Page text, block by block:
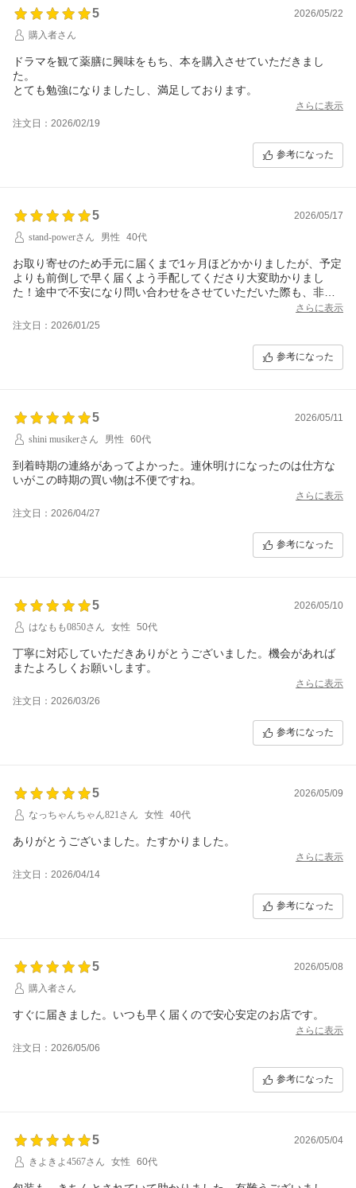
5
2026/05/22
購入者さん
ドラマを観て薬膳に興味をもち、本を購入させていただきまし
た。
とても勉強になりましたし、満足しております。
さらに表示
注文日：2026/02/19
参考になった
5
2026/05/17
stand-powerさん
男性 40代
お取り寄せのため手元に届くまで1ヶ月ほどかかりましたが、予定
よりも前倒しで早く届くよう手配してくださり大変助かりまし
た！途中で不安になり問い合わせをさせていただいた際も、非常
に丁寧で安心できるお返事をいただき、終始誠実に対応していた
だけたのが嬉しかったです。時間がかかる商品でも、ここまで細
さらに表示
注文日：2026/01/25
参考になった
5
2026/05/11
shini musikerさん
男性 60代
到着時期の連絡があってよかった。連休明けになったのは仕方な
いがこの時期の買い物は不便ですね。
さらに表示
注文日：2026/04/27
参考になった
5
2026/05/10
はなもも0850さん
女性 50代
丁寧に対応していただきありがとうございました。機会があれば
またよろしくお願いします。
さらに表示
注文日：2026/03/26
参考になった
5
2026/05/09
なっちゃんちゃん821さん
女性 40代
ありがとうございました。たすかりました。
さらに表示
注文日：2026/04/14
参考になった
5
2026/05/08
購入者さん
すぐに届きました。いつも早く届くので安心安定のお店です。
さらに表示
注文日：2026/05/06
参考になった
5
2026/05/04
きよきよ4567さん
女性 60代